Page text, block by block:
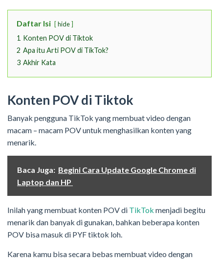
Daftar Isi hide
1 Konten POV di Tiktok
2 Apa itu Arti POV di TikTok?
3 Akhir Kata
Konten POV di Tiktok
Banyak pengguna TikTok yang membuat video dengan
macam – macam POV untuk menghasilkan konten yang
menarik.
Baca Juga: Begini Cara Update Google Chrome di
Laptop dan HP
Inilah yang membuat konten POV di TikTok menjadi begitu
menarik dan banyak di gunakan, bahkan beberapa konten
POV bisa masuk di PYF tiktok loh.
Karena kamu bisa secara bebas membuat video dengan